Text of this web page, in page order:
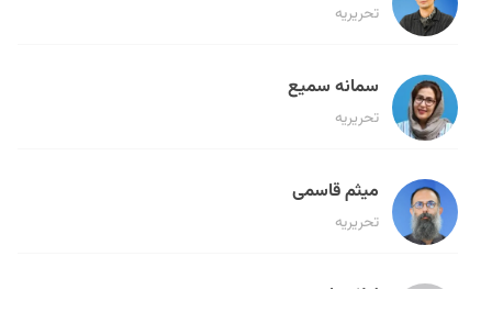
تحریریه
سمانه سمیع
تحریریه
میثم قاسمی
تحریریه
لیلا حنارود